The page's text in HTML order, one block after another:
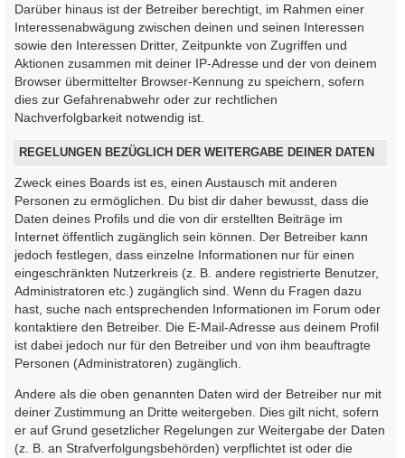
Darüber hinaus ist der Betreiber berechtigt, im Rahmen einer
Interessenabwägung zwischen deinen und seinen Interessen
sowie den Interessen Dritter, Zeitpunkte von Zugriffen und
Aktionen zusammen mit deiner IP-Adresse und der von deinem
Browser übermittelter Browser-Kennung zu speichern, sofern
dies zur Gefahrenabwehr oder zur rechtlichen
Nachverfolgbarkeit notwendig ist.
REGELUNGEN BEZÜGLICH DER WEITERGABE DEINER DATEN
Zweck eines Boards ist es, einen Austausch mit anderen
Personen zu ermöglichen. Du bist dir daher bewusst, dass die
Daten deines Profils und die von dir erstellten Beiträge im
Internet öffentlich zugänglich sein können. Der Betreiber kann
jedoch festlegen, dass einzelne Informationen nur für einen
eingeschränkten Nutzerkreis (z. B. andere registrierte Benutzer,
Administratoren etc.) zugänglich sind. Wenn du Fragen dazu
hast, suche nach entsprechenden Informationen im Forum oder
kontaktiere den Betreiber. Die E-Mail-Adresse aus deinem Profil
ist dabei jedoch nur für den Betreiber und von ihm beauftragte
Personen (Administratoren) zugänglich.
Andere als die oben genannten Daten wird der Betreiber nur mit
deiner Zustimmung an Dritte weitergeben. Dies gilt nicht, sofern
er auf Grund gesetzlicher Regelungen zur Weitergabe der Daten
(z. B. an Strafverfolgungsbehörden) verpflichtet ist oder die